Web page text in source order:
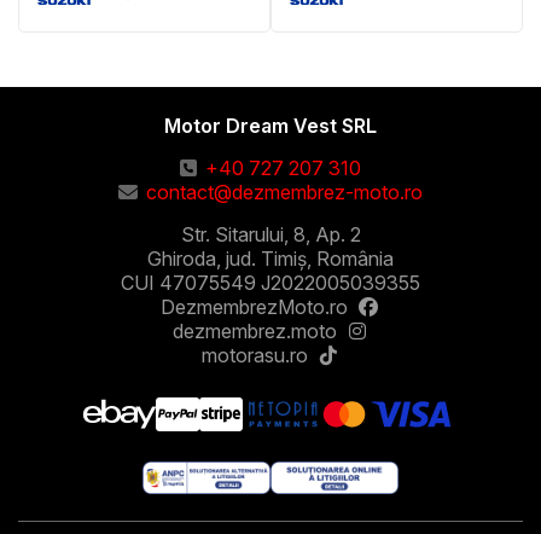
Motor Dream Vest SRL
+40 727 207 310
contact@dezmembrez-moto.ro
Str. Sitarului, 8, Ap. 2
Ghiroda, jud. Timiș, România
CUI 47075549 J2022005039355
DezmembrezMoto.ro
dezmembrez.moto
motorasu.ro